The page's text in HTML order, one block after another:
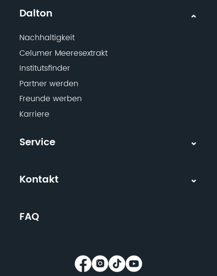
Dalton
Nachhaltigkeit
Celumer Meeresextrakt
Institutsfinder
Partner werden
Freunde werben
Karriere
Service
Kontakt
FAQ